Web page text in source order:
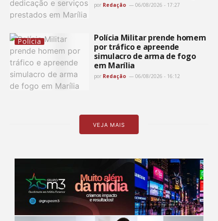
por Redação 06/08/2026 - 17:27
Polícia
Polícia Militar prende homem
por tráfico e apreende
simulacro de arma de fogo
em Marília
por Redação 06/08/2026 - 16:12
VEJA MAIS